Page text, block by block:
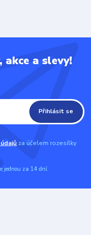
akce a slevy!
Přihlásit se
za účelem rozesílky
jednou za 14 dní.